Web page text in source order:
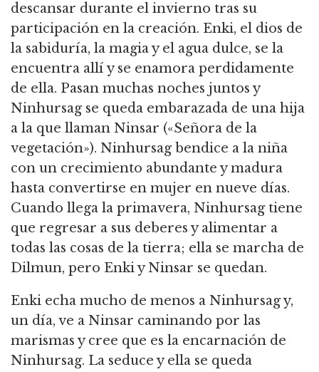
descansar durante el invierno tras su
participación en la creación. Enki, el dios de
la sabiduría, la magia y el agua dulce, se la
encuentra allí y se enamora perdidamente
de ella. Pasan muchas noches juntos y
Ninhursag se queda embarazada de una hija
a la que llaman Ninsar («Señora de la
vegetación»). Ninhursag bendice a la niña
con un crecimiento abundante y madura
hasta convertirse en mujer en nueve días.
Cuando llega la primavera, Ninhursag tiene
que regresar a sus deberes y alimentar a
todas las cosas de la tierra; ella se marcha de
Dilmun, pero Enki y Ninsar se quedan.
Enki echa mucho de menos a Ninhursag y,
un día, ve a Ninsar caminando por las
marismas y cree que es la encarnación de
Ninhursag. La seduce y ella se queda